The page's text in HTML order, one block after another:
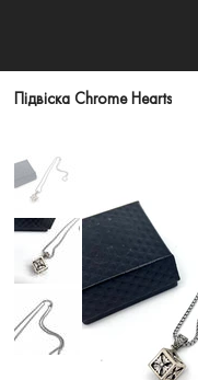
Підвіска Chrome Hearts